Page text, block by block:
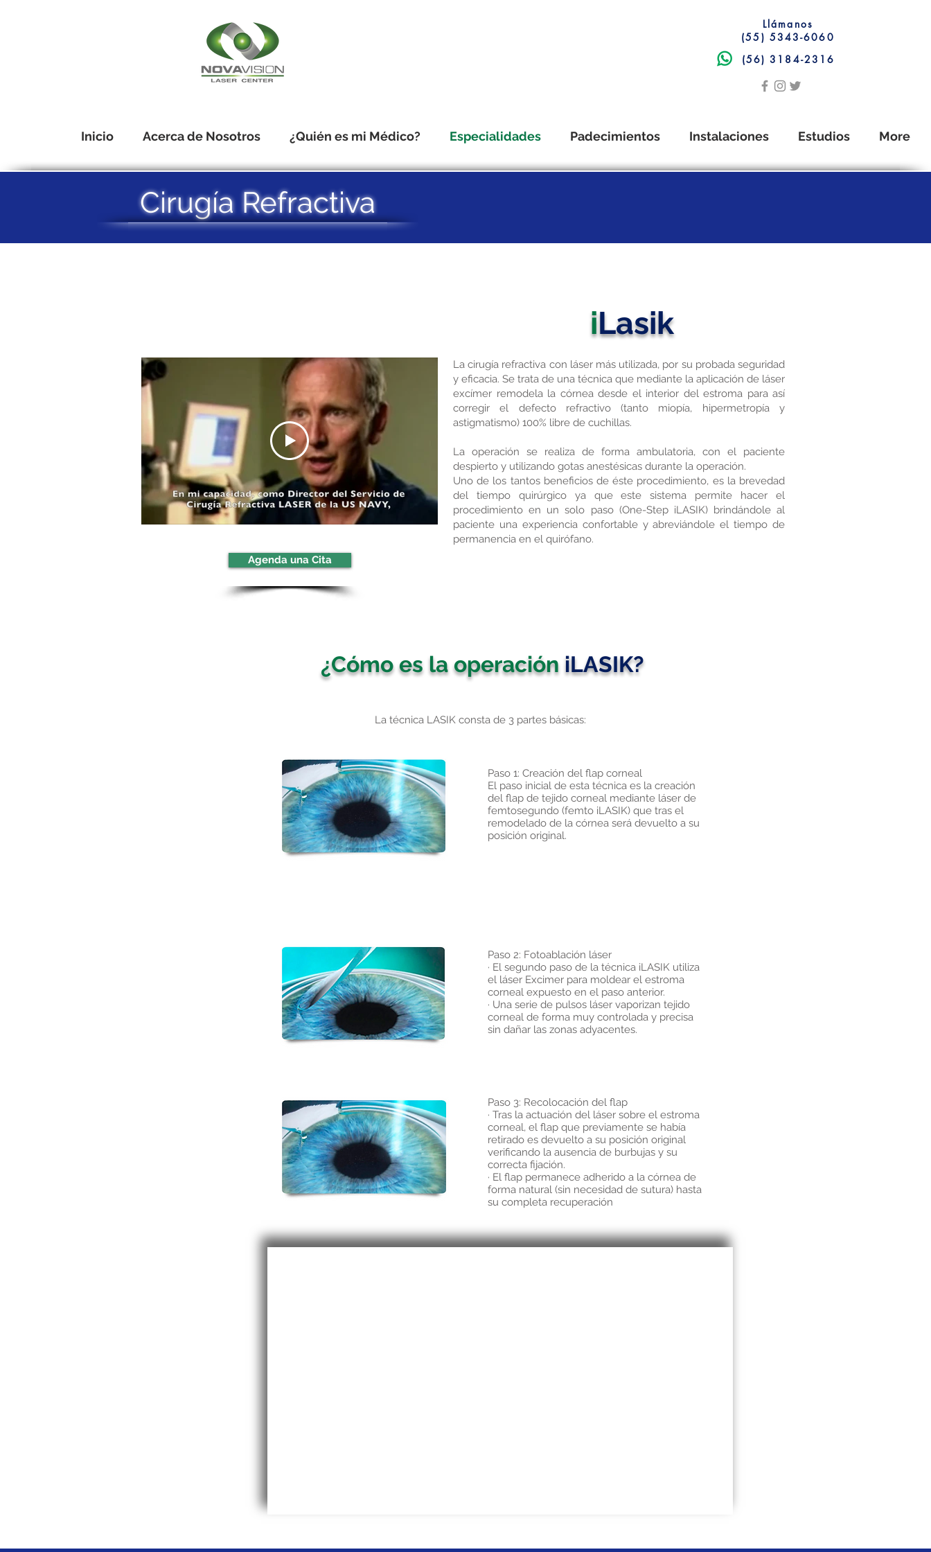
Llámanos
(55) 5343-6060
(56) 3184-2316
Inicio Acerca de Nosotros ¿Quién es mi Médico? Especialidades Padecimientos Instalaciones Estudios More
Cirugía Refractiva
iLasik
La cirugía refractiva con láser más utilizada, por su probada seguridad
y eficacia. Se trata de una técnica que mediante la aplicación de láser
excímer remodela la córnea desde el interior del estroma para así
corregir el defecto refractivo (tanto miopía, hipermetropía y
astigmatismo) 100% libre de cuchillas.
La operación se realiza de forma ambulatoria, con el paciente
despierto y utilizando gotas anestésicas durante la operación.
Uno de los tantos beneficios de éste procedimiento, es la brevedad
del tiempo quirúrgico ya que este sistema permite hacer el
procedimiento en un solo paso (One-Step iLASIK) brindándole al
paciente una experiencia confortable y abreviándole el tiempo de
permanencia en el quirófano.
Agenda una Cita
¿Cómo es la operación iLASIK?
La técnica LASIK consta de 3 partes básicas:
Paso 1: Creación del flap corneal
El paso inicial de esta técnica es la creación
del flap de tejido corneal mediante láser de
femtosegundo (femto iLASIK) que tras el
remodelado de la córnea será devuelto a su
posición original.
Paso 2: Fotoablación láser
· El segundo paso de la técnica iLASIK utiliza
el láser Excimer para moldear el estroma
corneal expuesto en el paso anterior.
· Una serie de pulsos láser vaporizan tejido
corneal de forma muy controlada y precisa
sin dañar las zonas adyacentes.
Paso 3: Recolocación del flap
· Tras la actuación del láser sobre el estroma
corneal, el flap que previamente se había
retirado es devuelto a su posición original
verificando la ausencia de burbujas y su
correcta fijación.
· El flap permanece adherido a la córnea de
forma natural (sin necesidad de sutura) hasta
su completa recuperación